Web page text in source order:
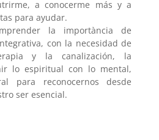
a conocerme más y a
para ayudar.
la importància de
con la necesidad de
y la canalización, la
lo espiritual con lo mental,
para reconocernos desde
ser esencial.